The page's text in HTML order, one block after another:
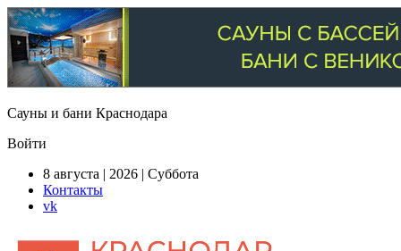
Сауны и бани Краснодара
Войти
8 августа | 2026 | Суббота
Контакты
vk